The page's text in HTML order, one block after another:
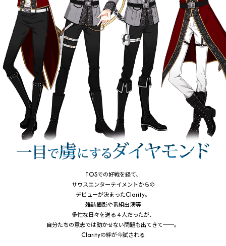
TOSでの好戦を経て、
サウスエンターテイメントからの
デビューが決まったClarity。
雑誌撮影や番組出演等
多忙な日々を送る４人だったが、
自分たちの意志では動かせない問題も出てきて──。
Clarityの絆が今試される